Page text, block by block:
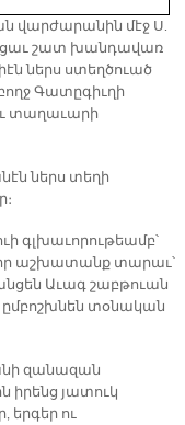
վարժարանին մէջ Ս.
շատ խանդավառ
ներս ստեղծուած
Գատըգիւղի
տաղաւարի
ներս տեղի
գլխաւորութեամբ՝
աշխատանք տարաւ՝
Աւագ շաբթուան
տօնական
զանազան
իրենց յատուկ
երգեր ու